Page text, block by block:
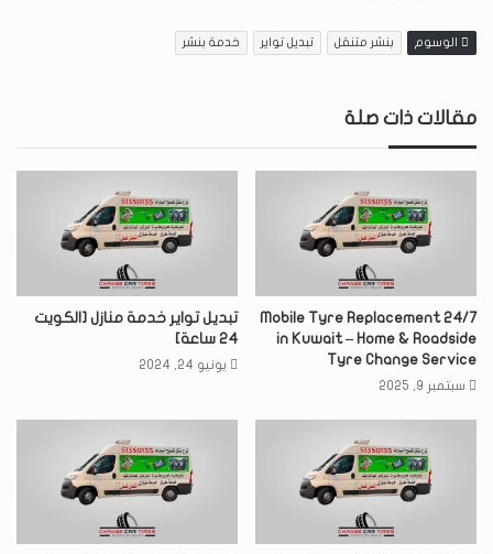
الوسوم بنشر متنقل تبديل تواير خدمة بنشر
مقالات ذات صلة
24/7 Mobile Tyre Replacement
in Kuwait – Home & Roadside
Tyre Change Service
سبتمبر 9, 2025
تبديل تواير خدمة منازل [الكويت
24 ساعة]
يونيو 24, 2024